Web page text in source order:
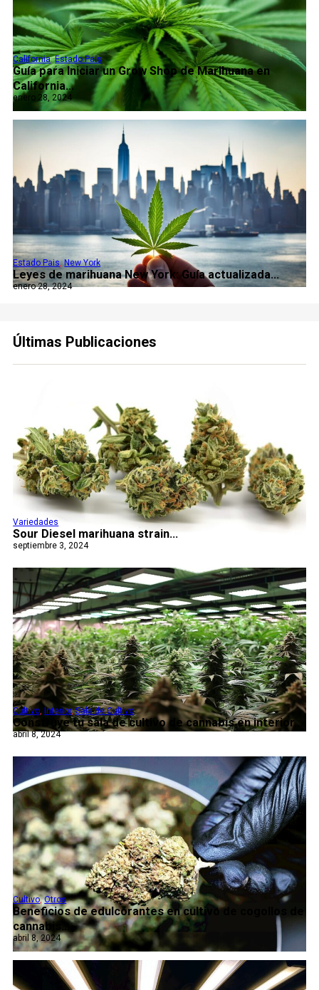
Guía para Iniciar un Grow Shop de Marihuana en
California...
California,Estado Pais
enero 28, 2024
Leyes de marihuana New York: Guía actualizada...
Estado Pais,New York
enero 28, 2024
Últimas Publicaciones
Sour Diesel marihuana strain...
Variedades
septiembre 3, 2024
Construye tu sala de cultivo de cannabis en interior...
Cultivo,Interior,Sala de Cultivo
abril 8, 2024
Beneficios de edulcorantes en cultivo de cogollos de
cannabis...
Cultivo,Otros
abril 8, 2024